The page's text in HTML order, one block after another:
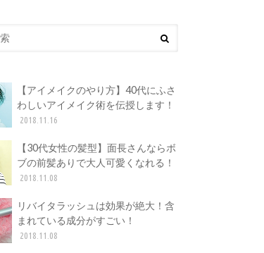
【アイメイクのやり方】40代にふさ
わしいアイメイク術を伝授します！
2018.11.16
【30代女性の髪型】面長さんならボ
ブの前髪ありで大人可愛くなれる！
2018.11.08
リバイタラッシュは効果が絶大！含
まれている成分がすごい！
2018.11.08